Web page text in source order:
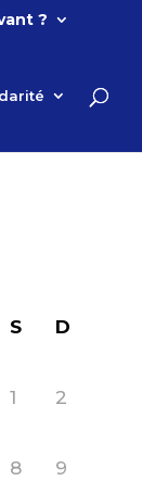
?
S D
1 2
8 9